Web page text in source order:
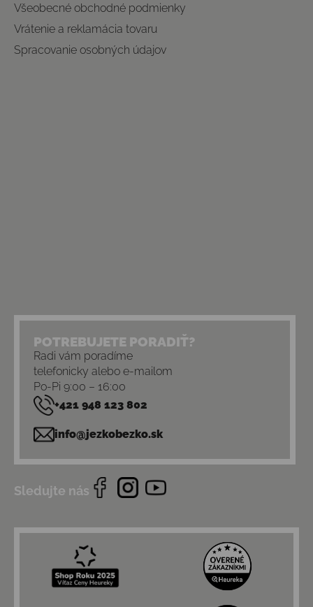
Všeobecné obchodné podmienky
Vrátenie a reklamácia tovaru
Spracovanie osobných údajov
POTREBUJETE PORADIŤ?
Radi vám poradíme
telefonicky alebo e-mailom
Po-Pi 9:00 – 16:00
+421 948 123 802
info@jezkobezko.sk
Sledujte nás